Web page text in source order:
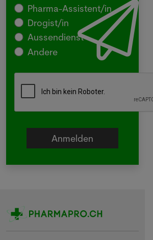
Pharma-Assistent/in
Drogist/in
Aussendienst
Andere